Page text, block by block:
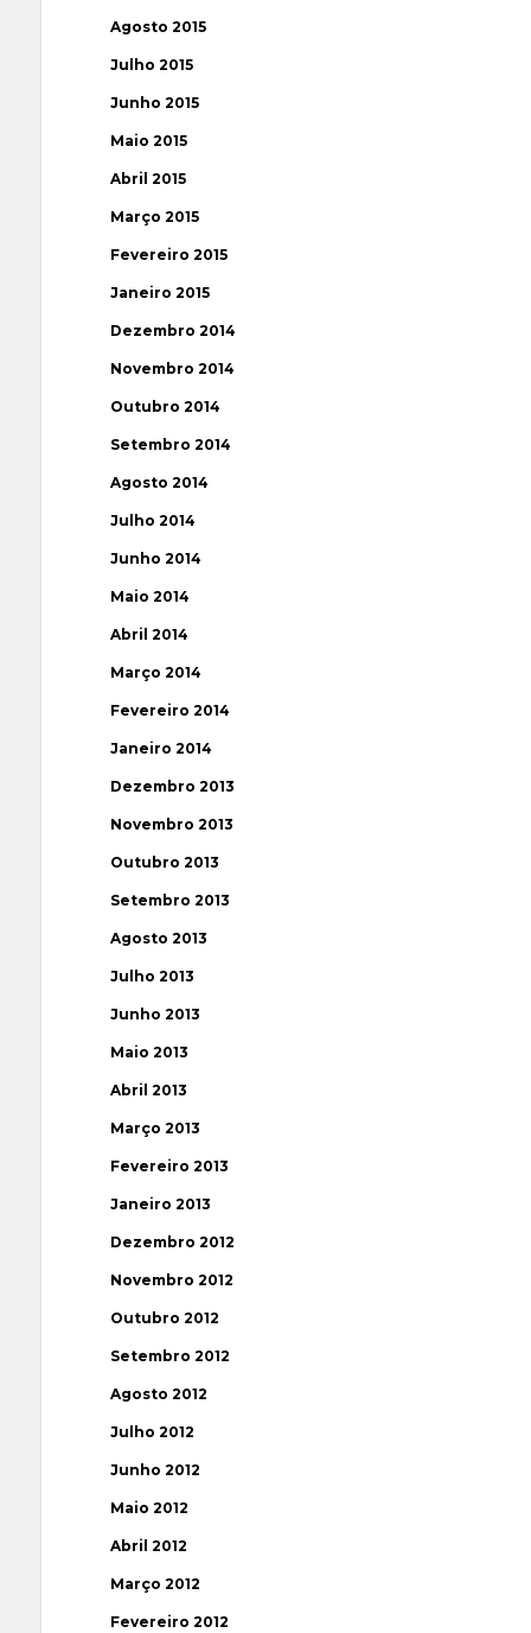
Agosto 2015
Julho 2015
Junho 2015
Maio 2015
Abril 2015
Março 2015
Fevereiro 2015
Janeiro 2015
Dezembro 2014
Novembro 2014
Outubro 2014
Setembro 2014
Agosto 2014
Julho 2014
Junho 2014
Maio 2014
Abril 2014
Março 2014
Fevereiro 2014
Janeiro 2014
Dezembro 2013
Novembro 2013
Outubro 2013
Setembro 2013
Agosto 2013
Julho 2013
Junho 2013
Maio 2013
Abril 2013
Março 2013
Fevereiro 2013
Janeiro 2013
Dezembro 2012
Novembro 2012
Outubro 2012
Setembro 2012
Agosto 2012
Julho 2012
Junho 2012
Maio 2012
Abril 2012
Março 2012
Fevereiro 2012